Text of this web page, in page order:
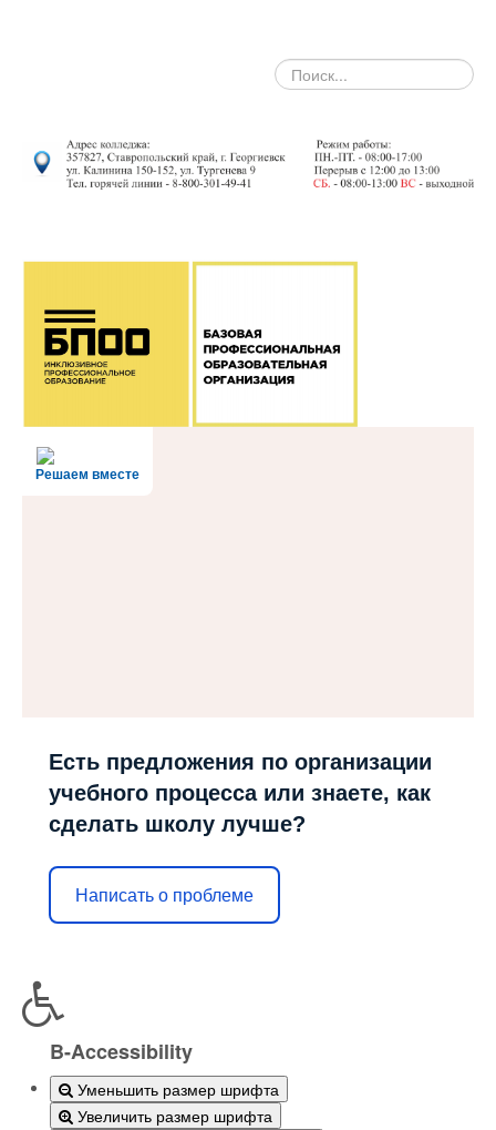
search
Решаем вместе
Есть предложения по организации
учебного процесса или знаете, как
сделать школу лучше?
Написать о проблеме
B-Accessibility
Уменьшить размер шрифта
Увеличить размер шрифта